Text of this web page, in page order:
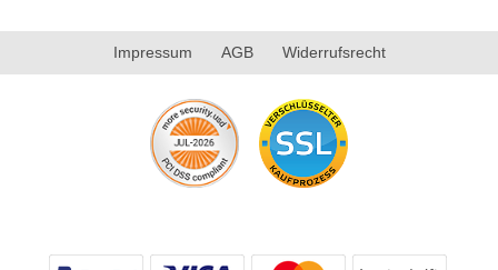
Impressum AGB Widerrufsrecht